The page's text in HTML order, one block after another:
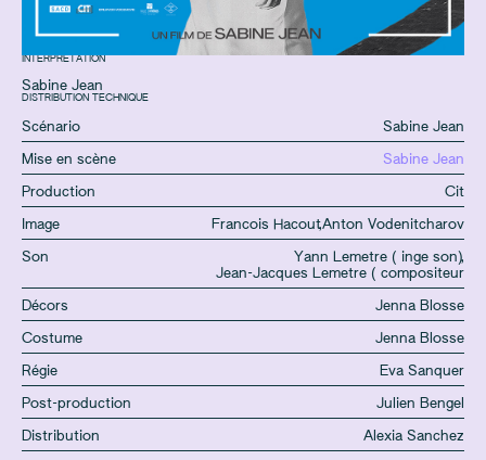
INTERPRÉTATION
Sabine Jean
DISTRIBUTION TECHNIQUE
Scénario Sabine Jean
Mise en scène Sabine Jean
Production Cit
Image Francois Hacout,Anton Vodenitcharov
Son Yann Lemetre ( inge son),
Jean-Jacques Lemetre ( compositeur
Décors Jenna Blosse
Costume Jenna Blosse
Régie Eva Sanquer
Post-production Julien Bengel
Distribution Alexia Sanchez